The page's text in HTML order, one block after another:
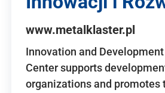
www.metalklaster.pl
Innovation and
Center supports
organizations and promotes